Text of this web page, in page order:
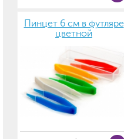
Пинцет 6 см в футляре
цветной